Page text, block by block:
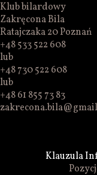
Klub bilardowy
Zakręcona Bila
Ratajczaka 20 Poznań
+48 533 522 608
lub
+48 730 522 608
lub
+48 61 855 73 83
Klauzula